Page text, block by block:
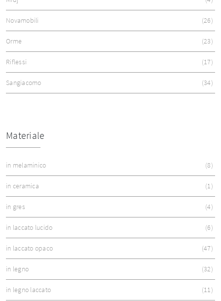
Novamobili 26
Orme 23
Riflessi 17
Sangiacomo 34
Materiale
in melaminico 8
in ceramica 1
in gres 4
in laccato lucido 6
in laccato opaco 47
in legno 32
in legno laccato 11